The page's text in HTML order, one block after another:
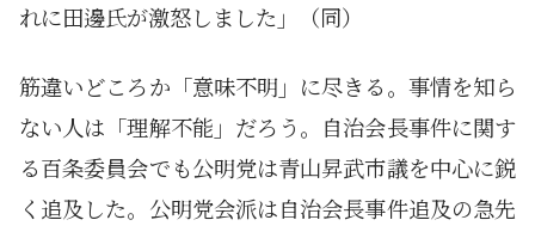
れに田邊氏が激怒しました」（同）
筋違いどころか「意味不明」に尽きる。事情を知ら
ない人は「理解不能」だろう。自治会長事件に関す
る百条委員会でも公明党は青山昇武市議を中心に鋭
く追及した。公明党会派は自治会長事件追及の急先